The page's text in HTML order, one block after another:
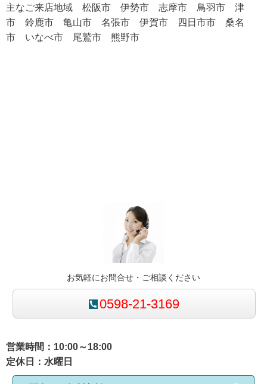
主なご来店地域 松阪市 伊勢市 志摩市 鳥羽市 津
市 鈴鹿市 亀山市 名張市 伊賀市 四日市市 桑名
市 いなべ市 尾鷲市 熊野市
お気軽にお問合せ・ご相談ください
0598-21-3169
営業時間：10:00～18:00
定休日：水曜日